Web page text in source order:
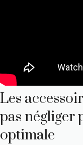
Les
pas négliger
optimale